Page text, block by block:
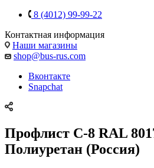
8 (4012) 99-99-22
Контактная информация
Наши магазины
shop@bus-rus.com
Вконтакте
Snapchat
Профлист C-8 RAL
Полиуретан (Россия)